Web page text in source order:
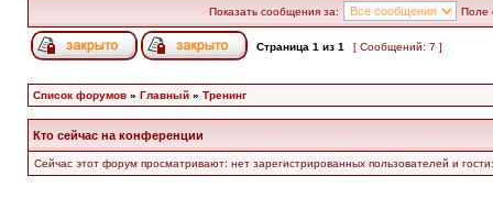
Показать сообщения за: Поле
Страница 1 из 1 [ Сообщений: 7 ]
Список форумов » Главный » Тренинг
Кто сейчас на конференции
Сейчас этот форум просматривают: нет зарегистрированных пользователей и